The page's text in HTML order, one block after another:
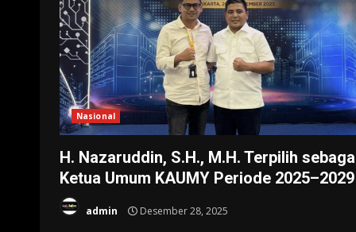
Nasional
H. Nazaruddin, S.H., M.H. Terpilih
Ketua Umum KAUMY Periode 2025–2029
admin Desember 28, 2025